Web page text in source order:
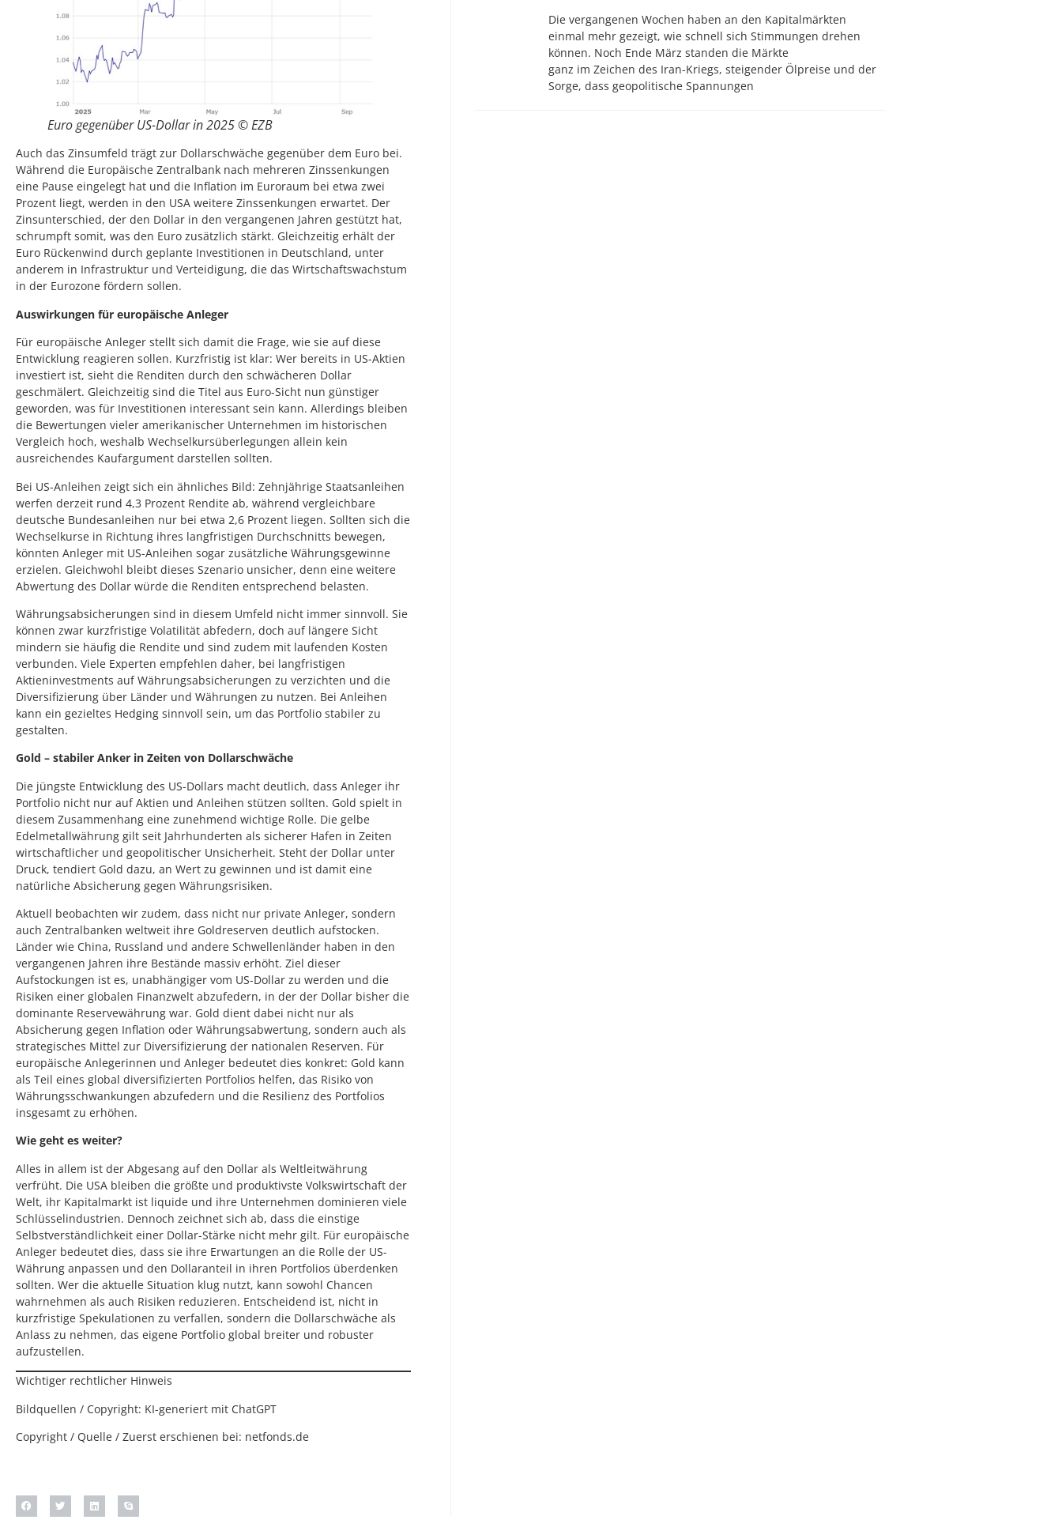
Euro gegenüber US-Dollar in 2025 © EZB
Auch das Zinsumfeld trägt zur Dollarschwäche gegenüber dem Euro bei.
Während die Europäische Zentralbank nach mehreren Zinssenkungen
eine Pause eingelegt hat und die Inflation im Euroraum bei etwa zwei
Prozent liegt, werden in den USA weitere Zinssenkungen erwartet. Der
Zinsunterschied, der den Dollar in den vergangenen Jahren gestützt hat,
schrumpft somit, was den Euro zusätzlich stärkt. Gleichzeitig erhält der
Euro Rückenwind durch geplante Investitionen in Deutschland, unter
anderem in Infrastruktur und Verteidigung, die das Wirtschaftswachstum
in der Eurozone fördern sollen.
Auswirkungen für europäische Anleger
Für europäische Anleger stellt sich damit die Frage, wie sie auf diese
Entwicklung reagieren sollen. Kurzfristig ist klar: Wer bereits in US-Aktien
investiert ist, sieht die Renditen durch den schwächeren Dollar
geschmälert. Gleichzeitig sind die Titel aus Euro-Sicht nun günstiger
geworden, was für Investitionen interessant sein kann. Allerdings bleiben
die Bewertungen vieler amerikanischer Unternehmen im historischen
Vergleich hoch, weshalb Wechselkursüberlegungen allein kein
ausreichendes Kaufargument darstellen sollten.
Bei US-Anleihen zeigt sich ein ähnliches Bild: Zehnjährige Staatsanleihen
werfen derzeit rund 4,3 Prozent Rendite ab, während vergleichbare
deutsche Bundesanleihen nur bei etwa 2,6 Prozent liegen. Sollten sich die
Wechselkurse in Richtung ihres langfristigen Durchschnitts bewegen,
könnten Anleger mit US-Anleihen sogar zusätzliche Währungsgewinne
erzielen. Gleichwohl bleibt dieses Szenario unsicher, denn eine weitere
Abwertung des Dollar würde die Renditen entsprechend belasten.
Währungsabsicherungen sind in diesem Umfeld nicht immer sinnvoll. Sie
können zwar kurzfristige Volatilität abfedern, doch auf längere Sicht
mindern sie häufig die Rendite und sind zudem mit laufenden Kosten
verbunden. Viele Experten empfehlen daher, bei langfristigen
Aktieninvestments auf Währungsabsicherungen zu verzichten und die
Diversifizierung über Länder und Währungen zu nutzen. Bei Anleihen
kann ein gezieltes Hedging sinnvoll sein, um das Portfolio stabiler zu
gestalten.
Gold – stabiler Anker in Zeiten von Dollarschwäche
Die jüngste Entwicklung des US-Dollars macht deutlich, dass Anleger ihr
Portfolio nicht nur auf Aktien und Anleihen stützen sollten. Gold spielt in
diesem Zusammenhang eine zunehmend wichtige Rolle. Die gelbe
Edelmetallwährung gilt seit Jahrhunderten als sicherer Hafen in Zeiten
wirtschaftlicher und geopolitischer Unsicherheit. Steht der Dollar unter
Druck, tendiert Gold dazu, an Wert zu gewinnen und ist damit eine
natürliche Absicherung gegen Währungsrisiken.
Aktuell beobachten wir zudem, dass nicht nur private Anleger, sondern
auch Zentralbanken weltweit ihre Goldreserven deutlich aufstocken.
Länder wie China, Russland und andere Schwellenländer haben in den
vergangenen Jahren ihre Bestände massiv erhöht. Ziel dieser
Aufstockungen ist es, unabhängiger vom US-Dollar zu werden und die
Risiken einer globalen Finanzwelt abzufedern, in der der Dollar bisher die
dominante Reservewährung war. Gold dient dabei nicht nur als
Absicherung gegen Inflation oder Währungsabwertung, sondern auch als
strategisches Mittel zur Diversifizierung der nationalen Reserven. Für
europäische Anlegerinnen und Anleger bedeutet dies konkret: Gold kann
als Teil eines global diversifizierten Portfolios helfen, das Risiko von
Währungsschwankungen abzufedern und die Resilienz des Portfolios
insgesamt zu erhöhen.
Wie geht es weiter?
Alles in allem ist der Abgesang auf den Dollar als Weltleitwährung
verfrüht. Die USA bleiben die größte und produktivste Volkswirtschaft der
Welt, ihr Kapitalmarkt ist liquide und ihre Unternehmen dominieren viele
Schlüsselindustrien. Dennoch zeichnet sich ab, dass die einstige
Selbstverständlichkeit einer Dollar-Stärke nicht mehr gilt. Für europäische
Anleger bedeutet dies, dass sie ihre Erwartungen an die Rolle der US-
Währung anpassen und den Dollaranteil in ihren Portfolios überdenken
sollten. Wer die aktuelle Situation klug nutzt, kann sowohl Chancen
wahrnehmen als auch Risiken reduzieren. Entscheidend ist, nicht in
kurzfristige Spekulationen zu verfallen, sondern die Dollarschwäche als
Anlass zu nehmen, das eigene Portfolio global breiter und robuster
aufzustellen.
Wichtiger rechtlicher Hinweis
Bildquellen / Copyright: KI-generiert mit ChatGPT
Copyright / Quelle / Zuerst erschienen bei: netfonds.de
Die vergangenen Wochen haben an den Kapitalmärkten
einmal mehr gezeigt, wie schnell sich Stimmungen drehen
können. Noch Ende März standen die Märkte
ganz im Zeichen des Iran-Kriegs, steigender Ölpreise und der
Sorge, dass geopolitische Spannungen